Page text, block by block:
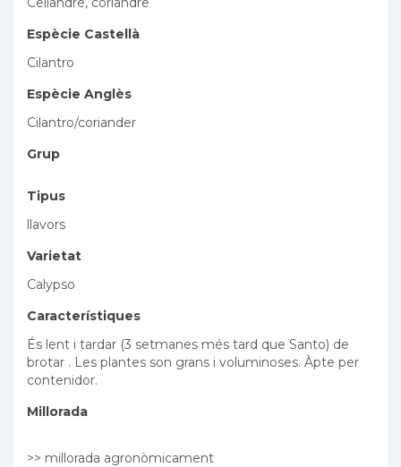
Espècie Castellà
Cilantro
Espècie Anglès
Cilantro/coriander
Grup
Tipus
llavors
Varietat
Calypso
Característiques
És lent i tardar (3 setmanes més tard que Santo) de
brotar . Les plantes son grans i voluminoses. Àpte per
contenidor.
Millorada
>> millorada agronòmicament